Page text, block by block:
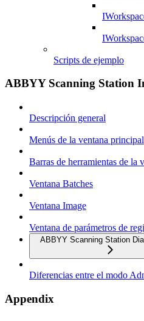
Scripts de ejemplo
ABBYY Scanning Station
Descripción general
Menús de la ventana principal
Barras de herramientas de la
Ventana Batches
Ventana Image
Ventana de parámetros de
ABBYY Scanning Station
Diferencias entre el modo
Appendix